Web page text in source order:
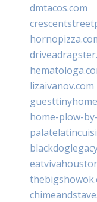
dmtacos.com
lizaivanov.com
home-plow-